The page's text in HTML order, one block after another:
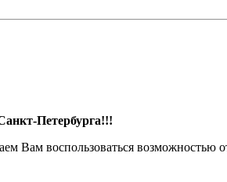
Петербурга!!!
Вам воспользоваться возможностью